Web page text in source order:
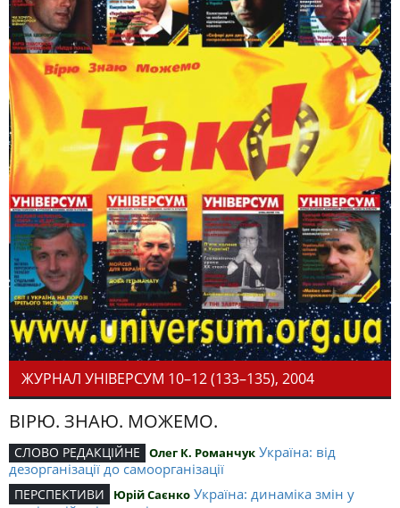
ЖУРНАЛ УНІВЕРСУМ 10–12 (133–135), 2004
ВІРЮ. ЗНАЮ. МОЖЕМО.
СЛОВО РЕДАКЦІЙНЕ Олег К. Романчук Україна: від
дезорганізації до самоорганізації
ПЕРСПЕКТИВИ Юрій Саєнко Україна: динаміка змін у